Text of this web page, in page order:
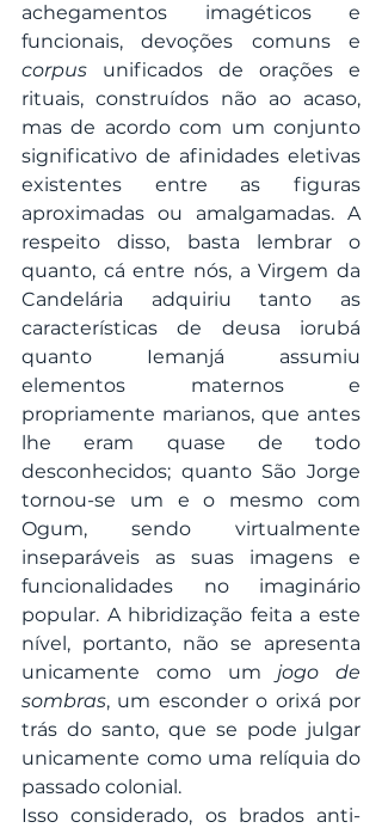
achegamentos imagéticos e
corpus unificados de orações e
rituais, construídos não ao acaso,
mas de acordo com um conjunto
significativo de afinidades eletivas
existentes entre as figuras
aproximadas ou amalgamadas. A
respeito disso, basta lembrar o
quanto, cá entre nós, a Virgem da
Candelária adquiriu tanto as
características de deusa iorubá
quanto Iemanjá assumiu
elementos maternos e
propriamente marianos, que antes
lhe eram quase de todo
desconhecidos; quanto São Jorge
tornou-se um e o mesmo com
Ogum, sendo virtualmente
inseparáveis as suas imagens e
funcionalidades no imaginário
popular. A hibridização feita a este
nível, portanto, não se apresenta
unicamente como um jogo de
sombras, um esconder o orixá por
trás do santo, que se pode julgar
unicamente como uma relíquia do
passado colonial.
Isso considerado, os brados anti-